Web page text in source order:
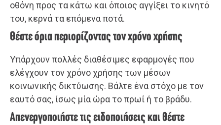
οθόνη προς τα κάτω και όποιος αγγίξει το κινητό
του, κερνά τα επόμενα ποτά.
Θέστε όρια περιορίζοντας τον χρόνο χρήσης
Υπάρχουν πολλές διαθέσιμες εφαρμογές που
ελέγχουν τον χρόνο χρήσης των μέσων
κοινωνικής δικτύωσης. Βάλτε ένα στόχο με τον
εαυτό σας, ίσως μία ώρα το πρωί ή το βράδυ.
Απενεργοποιήστε τις ειδοποιήσεις και θέστε